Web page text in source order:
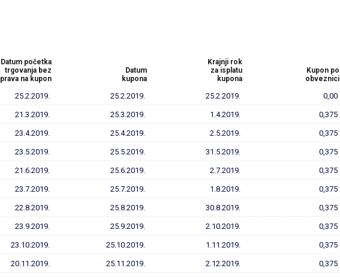
Datum početka
trgovanja bez
prava na kupon
Datum
kupona
Krajnji rok
za isplatu
kupona
Kupon po
obveznici
25.2.2019. 25.2.2019. 25.2.2019. 0,00
21.3.2019. 25.3.2019. 1.4.2019. 0,375
23.4.2019. 25.4.2019. 2.5.2019. 0,375
23.5.2019. 25.5.2019. 31.5.2019. 0,375
21.6.2019. 25.6.2019. 2.7.2019. 0,375
23.7.2019. 25.7.2019. 1.8.2019. 0,375
22.8.2019. 25.8.2019. 30.8.2019. 0,375
23.9.2019. 25.9.2019. 2.10.2019. 0,375
23.10.2019. 25.10.2019. 1.11.2019. 0,375
20.11.2019. 25.11.2019. 2.12.2019. 0,375